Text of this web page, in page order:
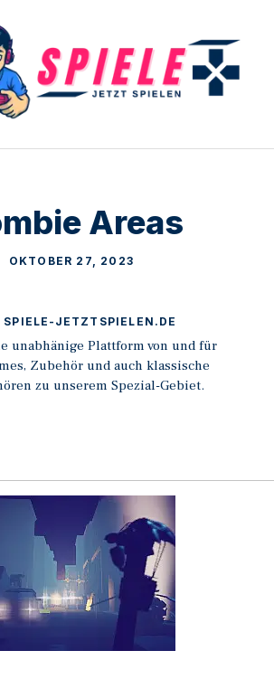
Areas
OKTOBER 27, 2023
SPIELE-JETZTSPIELEN.DE
unabhänige Plattform von und für
Zubehör und auch klassische
zu unserem Spezial-Gebiet.